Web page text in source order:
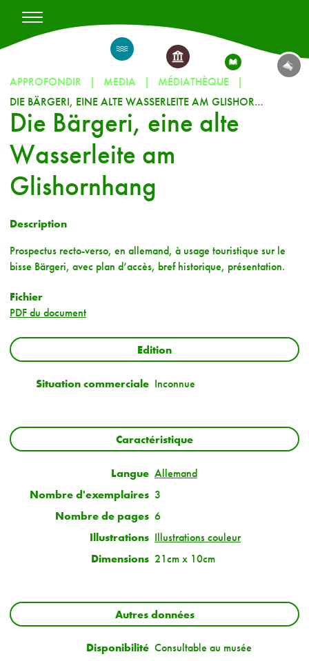
APPROFONDIR MEDIA
MÉDIATHÈQUE
DIE BÄRGERI, EINE ALTE WASSERLEITE AM GLISHORNHANG
Die Bärgeri, eine alte
Wasserleite am
Glishornhang
Description
Prospectus recto-verso, en allemand, à usage touristique sur le
bisse Bärgeri, avec plan d’accès, bref historique, présentation.
Fichier
PDF du document
Edition
Situation commerciale Inconnue
Caractéristique
Langue Allemand
Nombre d'exemplaires 3
Nombre de pages 6
Illustrations Illustrations couleur
Dimensions 21cm x 10cm
Autres données
Disponibilité Consultable au musée